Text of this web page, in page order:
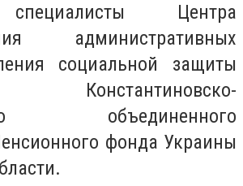
Центра
административных
социальной защиты
Константиновско-
объединенного
фонда Украины